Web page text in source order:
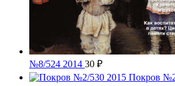
№8/524 2014 30 ₽
Покров